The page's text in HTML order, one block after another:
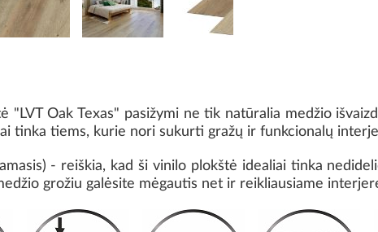
"LVT Oak Texas" pasižymi ne tik natūralia medžio
tinka tiems, kurie nori sukurti gražų ir funkcionalų
- reiškia, kad ši vinilo plokštė idealiai tinka
grožiu galėsite mėgautis net ir reikliausiame